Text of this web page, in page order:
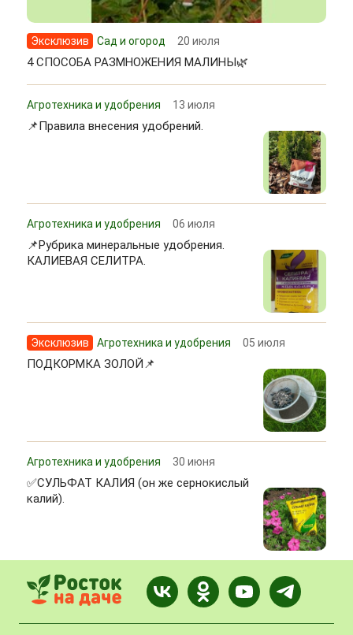
Эксклюзив Сад и огород 20 июля
4 СПОСОБА РАЗМНОЖЕНИЯ МАЛИНЫ🌿
Агротехника и удобрения 13 июля
📌Правила внесения удобрений.
Агротехника и удобрения 06 июля
📌Рубрика минеральные удобрения.
КАЛИЕВАЯ СЕЛИТРА.
Эксклюзив Агротехника и удобрения 05 июля
ПОДКОРМКА ЗОЛОЙ📌
Агротехника и удобрения 30 июня
✅СУЛЬФАТ КАЛИЯ (он же сернокислый
калий).